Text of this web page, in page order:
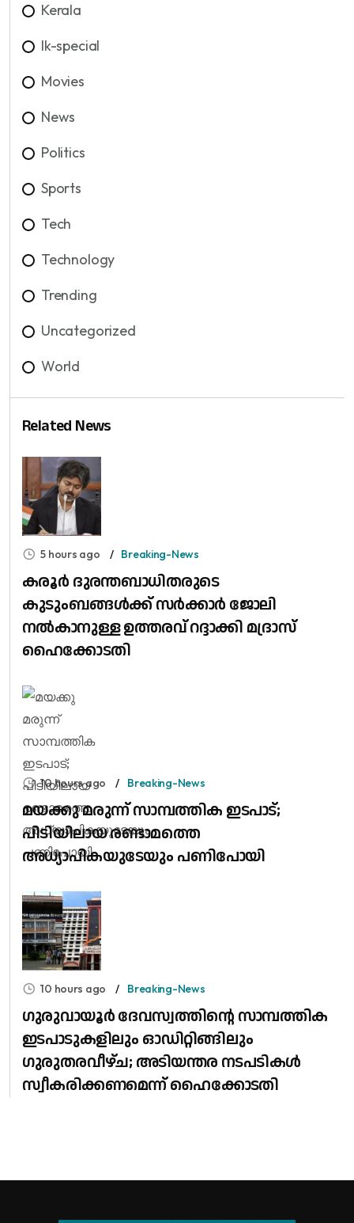
Kerala
lk-special
Movies
News
Politics
Sports
Tech
Technology
Trending
Uncategorized
World
Related News
5 hours ago Breaking-News
കരൂർ ദുരന്തബാധിതരുടെ
കുടുംബങ്ങൾക്ക് സർക്കാർ ജോലി
നൽകാനുള്ള ഉത്തരവ് റദ്ദാക്കി മദ്രാസ്
ഹൈക്കോടതി
10 hours ago Breaking-News
മയക്കു മരുന്ന് സാമ്പത്തിക ഇടപാട്;
പിടിയിലായ രണ്ടാമത്തെ
അധ്യാപികയുടേയും പണിപോയി
10 hours ago Breaking-News
ഗുരുവായൂർ ദേവസ്വത്തിന്റെ സാമ്പത്തിക
ഇടപാടുകളിലും ഓഡിറ്റിങ്ങിലും ​
ഗുരുതരവീഴ്ച; അടിയന്തര നടപടികൾ
സ്വീകരിക്കണമെന്ന് ഹൈക്കോടതി